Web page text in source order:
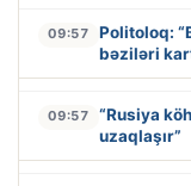
09:57
Politoloq:
bəziləri
09:57
“Rusiya
uzaqlaşır”